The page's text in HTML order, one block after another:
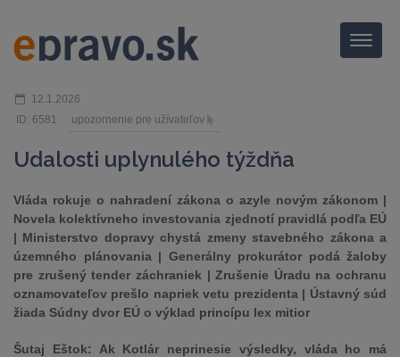
Menu
12.1.2026
ID: 6581
upozornenie pre užívateľov
Udalosti uplynulého týždňa
Vláda rokuje o nahradení zákona o azyle novým zákonom |
Novela kolektívneho investovania zjednotí pravidlá podľa EÚ
| Ministerstvo dopravy chystá zmeny stavebného zákona a
územného plánovania | Generálny prokurátor podá žaloby
pre zrušený tender záchraniek | Zrušenie Úradu na ochranu
oznamovateľov prešlo napriek vetu prezidenta | Ústavný súd
žiada Súdny dvor EÚ o výklad princípu lex mitior
Šutaj Eštok: Ak Kotlár neprinesie výsledky, vláda ho má